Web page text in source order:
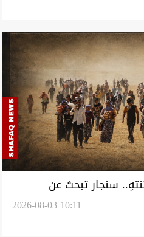
سنجار تبحث عن
2026-08-03 10:11